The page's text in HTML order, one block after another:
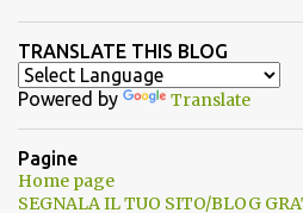
TRANSLATE THIS BLOG
Powered by Translate
Pagine
Home page
SEGNALA IL TUO SITO/BLOG